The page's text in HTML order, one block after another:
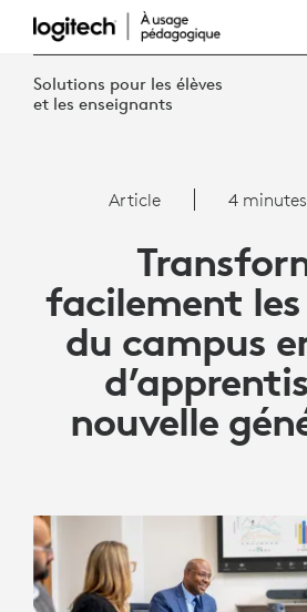
ARTICLE
TRANSFORMER
ESPACES
DU
CAMPUS
ZONES
GÉNÉRATION
Solutions pour les élèves
et les enseignants
Article 4
facilement les
du campus
nouvelle